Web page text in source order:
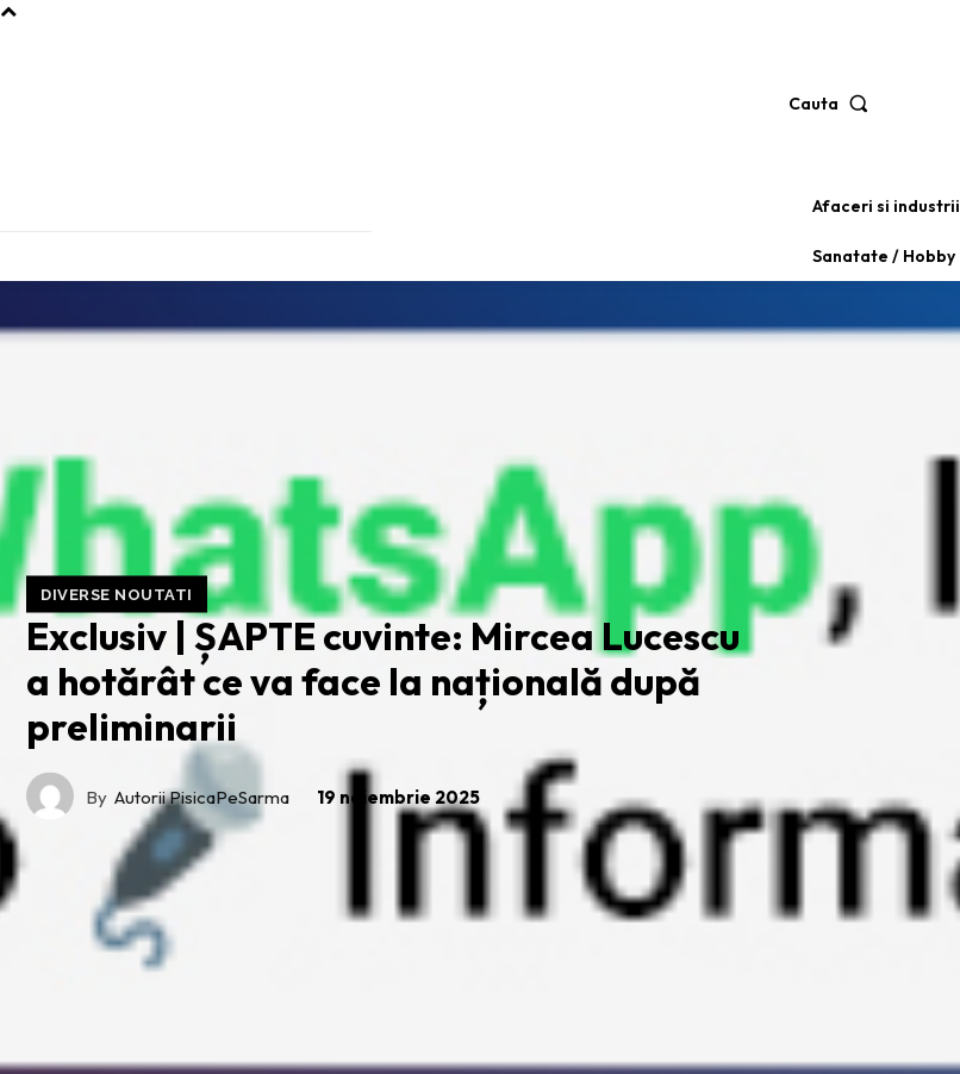
Cauta
Afaceri si industrii
Sanatate / Hobby
DIVERSE NOUTATI
Exclusiv | ȘAPTE cuvinte: Mircea Lucescu
a hotărât ce va face la națională după
preliminarii
By Autorii PisicaPeSarma 19 noiembrie 2025